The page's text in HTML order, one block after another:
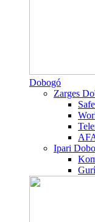
Dobogó
Zarges
Ipari